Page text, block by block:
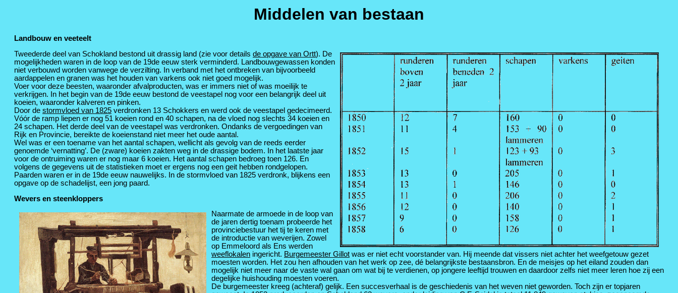
Middelen van bestaan
Landbouw en veeteelt
Tweederde deel van Schokland bestond uit drassig land (zie voor details de opgave van Ortt). De
mogelijkheden waren in de loop van de 19de eeuw sterk verminderd. Landbouwgewassen konden
niet verbouwd worden vanwege de verzilting. In verband met het ontbreken van bijvoorbeeld
aardappelen en granen was het houden van varkens ook niet goed mogelijk.
Voer voor deze beesten, waaronder afvalproducten, was er immers niet of was moeilijk te
verkrijgen. In het begin van de 19de eeuw bestond de veestapel nog voor een belangrijk deel uit
koeien, waaronder kalveren en pinken.
Door de stormvloed van 1825 verdronken 13 Schokkers en werd ook de veestapel gedecimeerd.
Vóór de ramp liepen er nog 51 koeien rond en 40 schapen, na de vloed nog slechts 34 koeien en
24 schapen. Het derde deel van de veestapel was verdronken. Ondanks de vergoedingen van
Rijk en Provincie, bereikte de koeienstand niet meer het oude aantal.
Wel was er een toename van het aantal schapen, wellicht als gevolg van de reeds eerder
genoemde ‘vernatting’. De (zware) koeien zakten weg in de drassige bodem. In het laatste jaar
voor de ontruiming waren er nog maar 6 koeien. Het aantal schapen bedroeg toen 126. En
volgens de gegevens uit de statistieken moet er ergens nog een geit hebben rondgelopen.
Paarden waren er in de 19de eeuw nauwelijks. In de stormvloed van 1825 verdronk, blijkens een
opgave op de schadelijst, een jong paard.
Wevers en steenkloppers
Naarmate de armoede in de loop van
de jaren dertig toenam probeerde het
provinciebestuur het tij te keren met
de introductie van weverijen. Zowel
op Emmeloord als Ens werden
weeflokalen ingericht. Burgemeester Gillot was er niet echt voorstander van. Hij meende dat vissers niet achter het weefgetouw gezet
moesten worden. Het zou hen afhouden van het werk op zee, dé belangrijkste bestaansbron. En de meisjes op het eiland zouden dan
mogelijk niet meer naar de vaste wal gaan om wat bij te verdienen, op jongere leeftijd trouwen en daardoor zelfs niet meer leren hoe zij een
degelijke huishouding moesten voeren.
De burgemeester kreeg (achteraf) gelijk. Een succesverhaal is de geschiedenis van het weven niet geworden. Toch zijn er topjaren